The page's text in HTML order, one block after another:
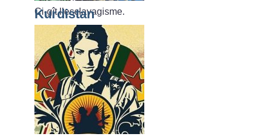
Ci-gît l’esclavagisme.
Kurdistan